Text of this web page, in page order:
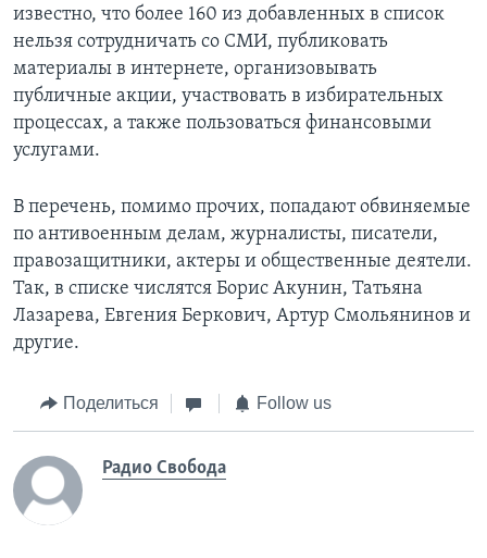
известно, что более 160 из добавленных в список
нельзя сотрудничать со СМИ, публиковать
материалы в интернете, организовывать
публичные акции, участвовать в избирательных
процессах, а также пользоваться финансовыми
услугами.
В перечень, помимо прочих, попадают обвиняемые
по антивоенным делам, журналисты, писатели,
правозащитники, актеры и общественные деятели.
Так, в списке числятся Борис Акунин, Татьяна
Лазарева, Евгения Беркович, Артур Смольянинов и
другие.
Поделиться Follow us
Радио Свобода